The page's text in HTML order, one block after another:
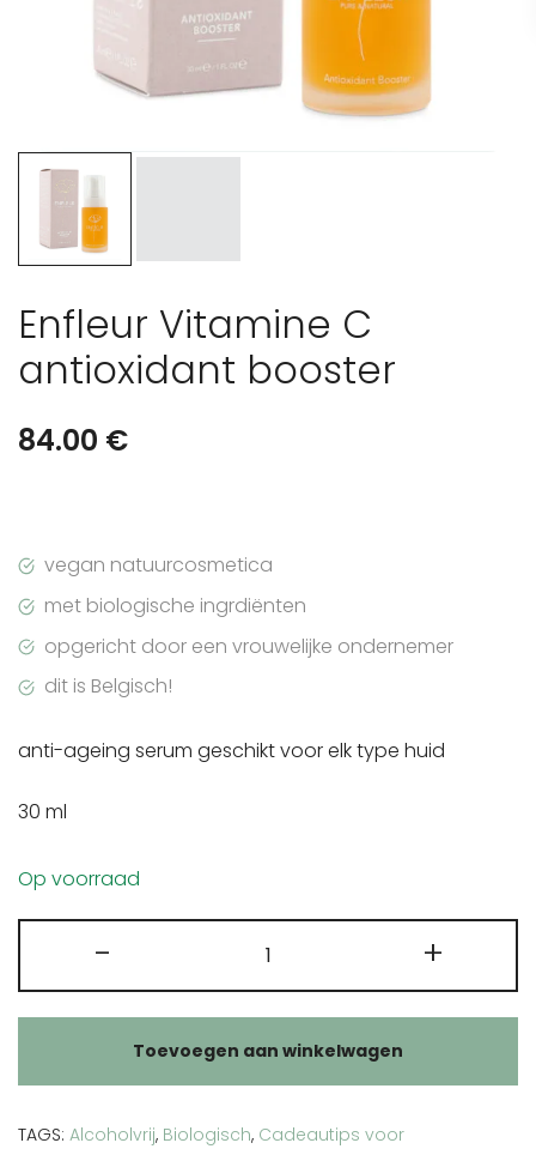
Enfleur Vitamine C
antioxidant booster
84.00 €
vegan natuurcosmetica
met biologische ingrdiënten
opgericht door een vrouwelijke ondernemer
dit is Belgisch!
anti-ageing serum geschikt voor elk type huid
30 ml
Op voorraad
-
Vitamine
C
booster
aantal
+
Toevoegen aan winkelwagen
TAGS: Alcoholvrij, Biologisch, Cadeautips voor